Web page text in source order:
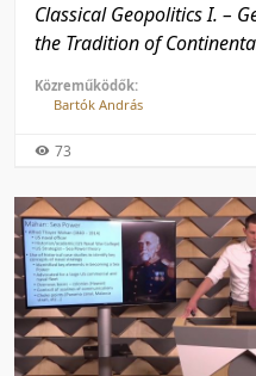
Classical Geopolitics I. –
the Tradition of
Közreműködők:
Bartók András
73